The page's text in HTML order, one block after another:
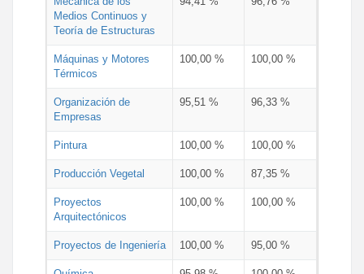
Medios Continuos y
Teoría de Estructuras
Máquinas y Motores
Térmicos
100,00 % 100,00 %
Organización de
Empresas
95,51 % 96,33 %
Pintura 100,00 % 100,00 %
Producción Vegetal 100,00 % 87,35 %
Proyectos
Arquitectónicos
100,00 % 100,00 %
Proyectos de Ingeniería 100,00 % 95,00 %